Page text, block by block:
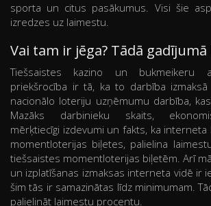
sporta un citus pasākumus. Visi šie
izredzes uz laimestu.
Vai tam ir jēga? Tādā
Tiešsaistes kazino un bukmeikeru
priekšrocība ir tā, ka to darbība
nacionālo loteriju uzņēmumu darbība,
Mazāks darbinieku skaits,
mērķtiecīgi izdevumi un fakts, ka interneta
momentloterijas biļetes, palielina
tiešsaistes momentloterijas biļetēm. Arī
un izplatīšanas izmaksas interneta vidē ir
šim tās ir samazinātas līdz minimumam.
palielināt laimestu procentu.